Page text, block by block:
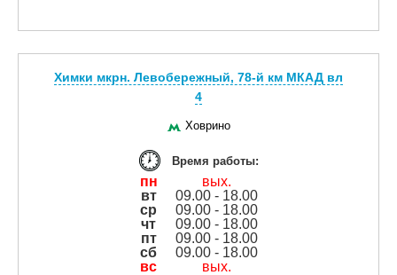
Химки мкрн. Левобережный, 78-й км МКАД вл
4
Ховрино
Время работы:
пн
вых.
вт
09.00 - 18.00
ср
09.00 - 18.00
чт
09.00 - 18.00
пт
09.00 - 18.00
сб
09.00 - 18.00
вс
вых.